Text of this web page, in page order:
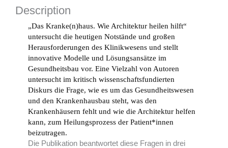
Description
„Das Kranke(n)haus. Wie Architektur heilen hilft“
untersucht die heutigen Notstände und großen
Herausforderungen des Klinikwesens und stellt
innovative Modelle und Lösungsansätze im
Gesundheitsbau vor. Eine Vielzahl von Autoren
untersucht im kritisch wissenschaftsfundierten
Diskurs die Frage, wie es um das Gesundheitswesen
und den Krankenhausbau steht, was den
Krankenhäusern fehlt und wie die Architektur helfen
kann, zum Heilungsprozess der Patient*innen
beizutragen.
Die Publikation beantwortet diese Fragen in drei